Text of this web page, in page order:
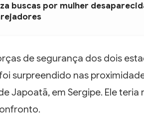
buscas por mulher
de segurança dos dois
surpreendido nas
Japoatã, em Sergipe. Ele